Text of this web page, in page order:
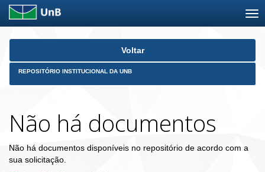
Skip
Voltar
REPOSITÓRIO INSTITUCIONAL DA UNB
Não há documentos
Não há documentos disponíveis no repositório de acordo com a
sua solicitação.